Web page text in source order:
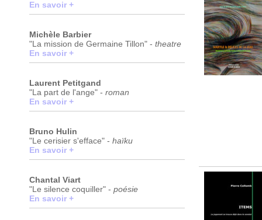
En savoir +
Michèle Barbier
"La mission de Germaine Tillon" - theatre
En savoir +
Laurent Petitgand
"La part de l'ange" - roman
En savoir +
Bruno Hulin
"Le cerisier s'efface" - haïku
En savoir +
Chantal Viart
"Le silence coquiller" - poésie
En savoir +